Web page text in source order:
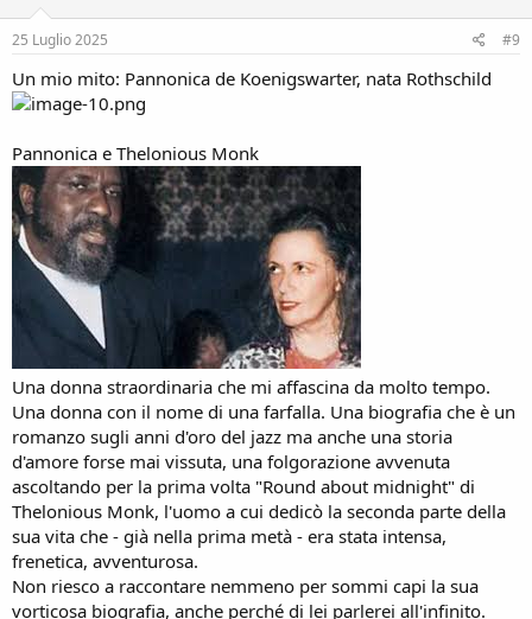
n
s
25 Luglio 2025 #9
Un mio mito: Pannonica de Koenigswarter, nata Rothschild
Pannonica e Thelonious Monk
Una donna straordinaria che mi affascina da molto tempo.
Una donna con il nome di una farfalla. Una biografia che è un
romanzo sugli anni d'oro del jazz ma anche una storia
d'amore forse mai vissuta, una folgorazione avvenuta
ascoltando per la prima volta "Round about midnight" di
Thelonious Monk, l'uomo a cui dedicò la seconda parte della
sua vita che - già nella prima metà - era stata intensa,
frenetica, avventurosa.
Non riesco a raccontare nemmeno per sommi capi la sua
vorticosa biografia, anche perché di lei parlerei all'infinito.